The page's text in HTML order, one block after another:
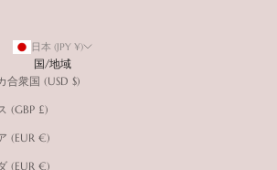
日本 (JPY ¥)
国/地域
アメリカ合衆国 (USD $)
イギリス (GBP £)
イタリア (EUR €)
オランダ (EUR €)